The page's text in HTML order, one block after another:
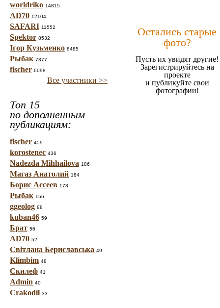
worldriko 14815
AD70 12104
SAFARI 11552
Spektor 8532
Ігор Кузьменко 8485
Рыбак 7377
fischer 6098
Все участники >>
Топ 15
по дополненным
публикациям:
fischer 459
korostenec 436
Nadezda Mihhailova 186
Магаз Анатолий 184
Борис Ассеев 178
Рыбак 156
ggeolog 88
kuban46 59
Брат 56
AD70 52
Світлана Бериславська 49
Klimbim 48
Скилеф 41
Admin 40
Crakodil 33
Остались старые
фото?
Пусть их увидят другие!
Зарегистрируйтесь на
проекте
и публикуйте свои
фотографии!